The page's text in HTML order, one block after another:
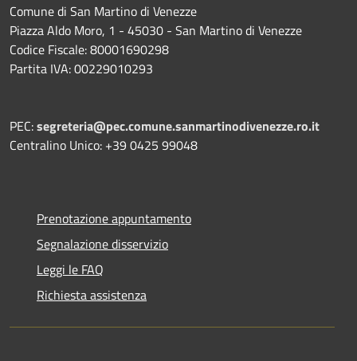
Comune di San Martino di Venezze
Piazza Aldo Moro, 1 - 45030 - San Martino di Venezze
Codice Fiscale: 80001690298
Partita IVA: 00229010293
PEC:segreteria@pec.comune.sanmartinodivenezze.ro.it
Centralino Unico: +39 0425 99048
Prenotazione appuntamento
Segnalazione disservizio
Leggi le FAQ
Richiesta assistenza